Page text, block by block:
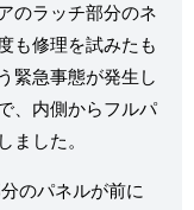
のラッチ部分のネ
も修理を試みたも
緊急事態が発生し
、内側からフルパ
ました。
のパネルが前に